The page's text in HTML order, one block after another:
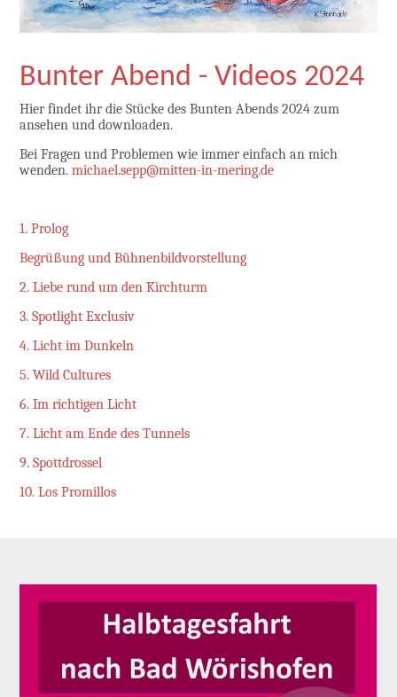
Bunter Abend - Videos 2024
Hier findet ihr die Stücke des Bunten Abends 2024 zum
ansehen und downloaden.
Bei Fragen und Problemen wie immer einfach an mich
wenden.michael.sepp@mitten-in-mering.de
1. Prolog
Begrüßung und Bühnenbildvorstellung
2. Liebe rund um den Kirchturm
3. Spotlight Exclusiv
4. Licht im Dunkeln
5. Wild Cultures
6. Im richtigen Licht
7. Licht am Ende des Tunnels
9. Spottdrossel
10. Los Promillos